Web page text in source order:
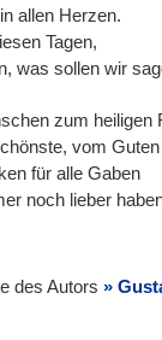
allen Herzen.
Tagen,
was sollen wir
zum heiligen
vom
für alle Gaben
noch lieber
des Autors